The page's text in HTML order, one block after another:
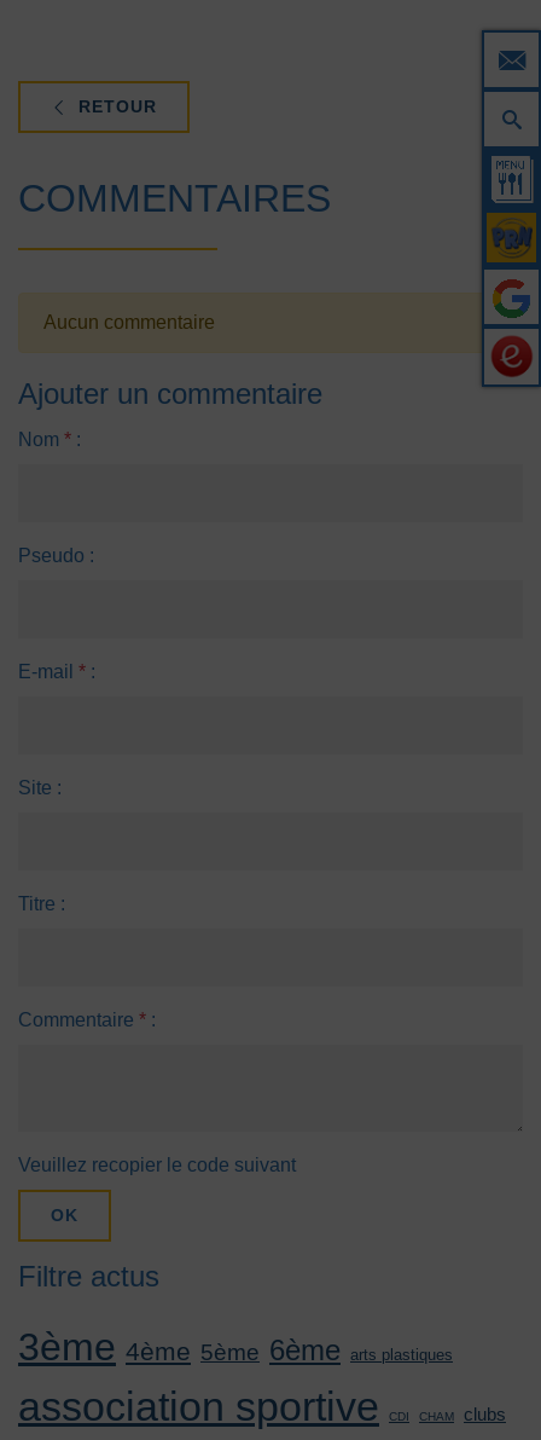
RETOUR
COMMENTAIRES
Aucun commentaire
Ajouter un commentaire
Nom * :
Pseudo :
E-mail * :
Site :
Titre :
Commentaire * :
Veuillez recopier le code suivant
OK
Filtre actus
3ème 4ème 5ème 6ème arts plastiques
association sportive CDI CHAM clubs